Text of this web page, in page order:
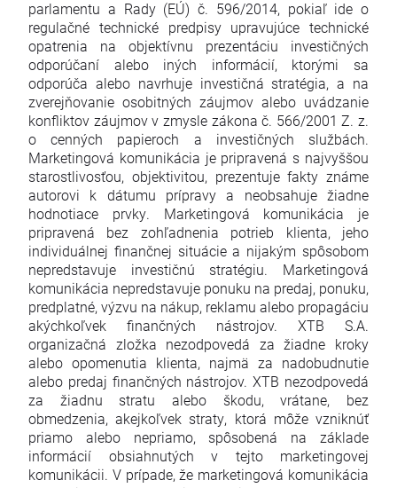
parlamentu a Rady (EÚ) č. 596/2014, pokiaľ ide o
regulačné technické predpisy upravujúce technické
opatrenia na objektívnu prezentáciu investičných
odporúčaní alebo iných informácií, ktorými sa
odporúča alebo navrhuje investičná stratégia, a na
zverejňovanie osobitných záujmov alebo uvádzanie
konfliktov záujmov v zmysle zákona č. 566/2001 Z. z.
o cenných papieroch a investičných službách.
Marketingová komunikácia je pripravená s najvyššou
starostlivosťou, objektivitou, prezentuje fakty známe
autorovi k dátumu prípravy a neobsahuje žiadne
hodnotiace prvky. Marketingová komunikácia je
pripravená bez zohľadnenia potrieb klienta, jeho
individuálnej finančnej situácie a nijakým spôsobom
nepredstavuje investičnú stratégiu. Marketingová
komunikácia nepredstavuje ponuku na predaj, ponuku,
predplatné, výzvu na nákup, reklamu alebo propagáciu
akýchkoľvek finančných nástrojov. XTB S.A.
organizačná zložka nezodpovedá za žiadne kroky
alebo opomenutia klienta, najmä za nadobudnutie
alebo predaj finančných nástrojov. XTB nezodpovedá
za žiadnu stratu alebo škodu, vrátane, bez
obmedzenia, akejkoľvek straty, ktorá môže vzniknúť
priamo alebo nepriamo, spôsobená na základe
informácií obsiahnutých v tejto marketingovej
komunikácii. V prípade, že marketingová komunikácia